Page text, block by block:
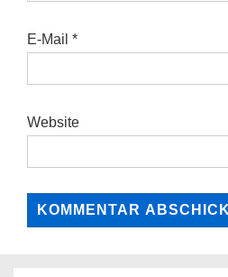
E-Mail *
Website